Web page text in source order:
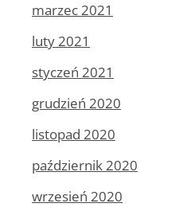
marzec 2021
luty 2021
styczeń 2021
grudzień 2020
listopad 2020
październik 2020
wrzesień 2020